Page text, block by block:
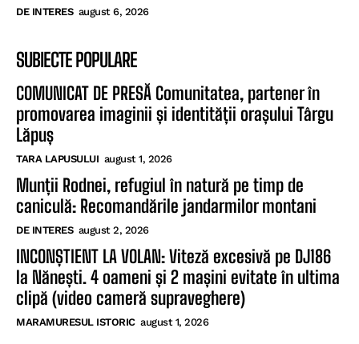
DE INTERES august 6, 2026
SUBIECTE POPULARE
COMUNICAT DE PRESĂ Comunitatea, partener în
promovarea imaginii și identității orașului Târgu
Lăpuș
TARA LAPUSULUI august 1, 2026
Munții Rodnei, refugiul în natură pe timp de
caniculă: Recomandările jandarmilor montani
DE INTERES august 2, 2026
INCONȘTIENT LA VOLAN: Viteză excesivă pe DJ186
la Nănești. 4 oameni și 2 mașini evitate în ultima
clipă (video cameră supraveghere)
MARAMURESUL ISTORIC august 1, 2026